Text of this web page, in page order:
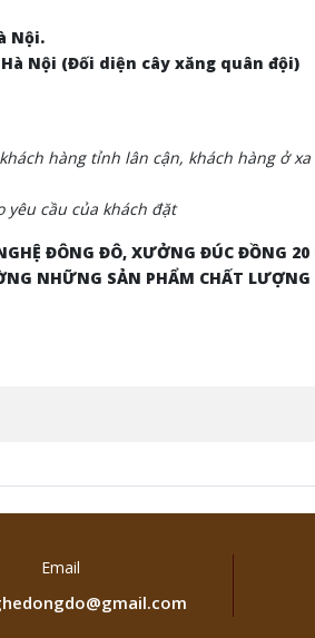
Nội.
Hà Nội (Đối diện cây xăng quân đội)
hàng tỉnh lân cận, khách hàng ở xa
cầu của khách đặt
ĐÔNG ĐÔ, XƯỞNG ĐÚC ĐỒNG
NHỮNG SẢN PHẨM CHẤT
Email